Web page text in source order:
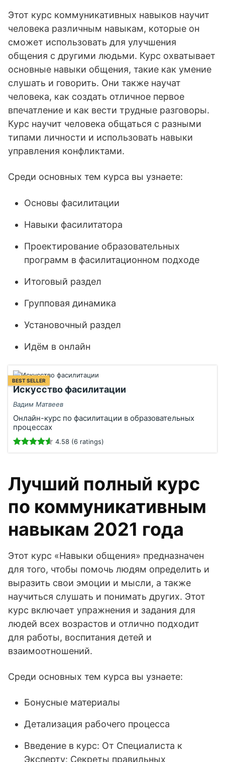
Этот курс коммуникативных навыков научит
человека различным навыкам, которые он
сможет использовать для улучшения
общения с другими людьми. Курс охватывает
основные навыки общения, такие как умение
слушать и говорить. Они также научат
человека, как создать отличное первое
впечатление и как вести трудные разговоры.
Курс научит человека общаться с разными
типами личности и использовать навыки
управления конфликтами.
Среди основных тем курса вы узнаете:
Основы фасилитации
Навыки фасилитатора
Проектирование образовательных
программ в фасилитационном подходе
Итоговый раздел
Групповая динамика
Установочный раздел
Идём в онлайн
BEST SELLER
Искусство фасилитации
Вадим Матвеев
Онлайн-курс по фасилитации в образовательных
процессах
4.58 (6 ratings)
Лучший полный курс
по коммуникативным
навыкам 2021 года
Этот курс «Навыки общения» предназначен
для того, чтобы помочь людям определить и
выразить свои эмоции и мысли, а также
научиться слушать и понимать других. Этот
курс включает упражнения и задания для
людей всех возрастов и отлично подходит
для работы, воспитания детей и
взаимоотношений.
Среди основных тем курса вы узнаете:
Бонусные материалы
Детализация рабочего процесса
Введение в курс: От Специалиста к
Эксперту: Секреты правильных